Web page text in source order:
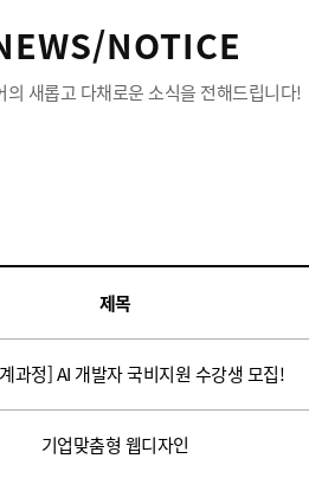
NOTICE
의 새롭고 다채로운 소식을 전해드립니다!
제목
과정] AI 개발자 국비지원 수강생 모집!
기업맞춤형 웹디자인